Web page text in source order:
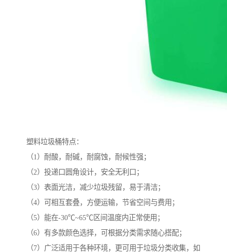
塑料垃圾桶特点：
（1）耐酸，耐碱，耐腐蚀，耐候性强；
（2）投递口圆角设计，安全无利口；
（3）表面光洁，减少垃圾残留，易于清洁；
（4）可相互套叠，方便运输，节省空间与费用；
（5）能在-30℃~65℃区间温度内正常使用；
（6）有多款颜色选择，可根据分类需求随心搭配；
（7）广泛适用于各种环境，更可用于垃圾分类收集，如